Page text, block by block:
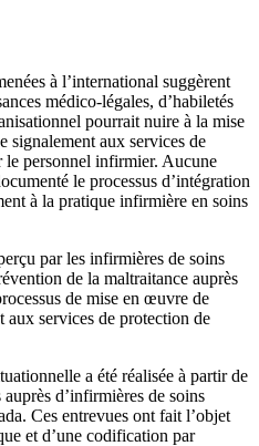
à l’international suggèrent
médico-légales, d’habiletés
pourrait nuire à la mise
signalement aux services de
le personnel infirmier. Aucune
le processus d’intégration
à la pratique infirmière en soins
par les infirmières de soins
de la maltraitance auprès
de mise en œuvre de
aux services de protection de
a été réalisée à partir de
d’infirmières de soins
Ces entrevues ont fait l’objet
et d’une codification par